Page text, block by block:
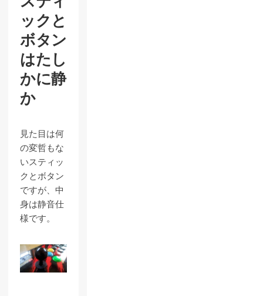
ックと
ボタン
はたし
かに静
か
見た目は何
の変哲もな
いスティッ
クとボタン
ですが、中
身は静音仕
様です。